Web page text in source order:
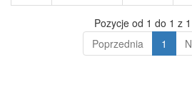
Pozycje od 1 do 1 z
Poprzednia
1